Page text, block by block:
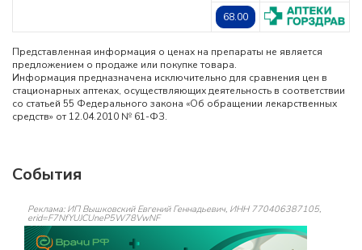
68.00
Представленная информация о ценах на препараты не является
предложением о продаже или покупке товара.
Информация предназначена исключительно для сравнения цен в
стационарных аптеках, осуществляющих деятельность в соответствии
со статьей 55 Федерального закона «Об обращении лекарственных
средств» от 12.04.2010 № 61-ФЗ.
События
Реклама: ИП Вышковский Евгений Геннадьевич, ИНН 770406387105,
erid=F7NfYUJCUneP5W78VwNF